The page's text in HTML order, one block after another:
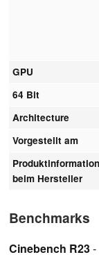
GPU
64 Bit
Architecture
Vorgestellt am
beim Hersteller
Benchmarks
Cinebench R23